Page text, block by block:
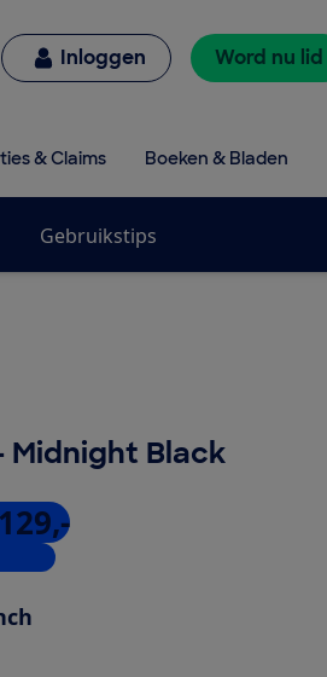
Inloggen Word nu lid
& Claims Boeken & Bladen
Gebruikstips
Midnight Black